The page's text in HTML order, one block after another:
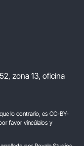
zona 13, oficina
lo contrario, es CC-BY-
favor vincúlalos y